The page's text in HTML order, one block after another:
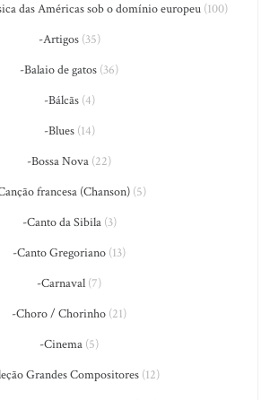
das Américas sob o domínio europeu(100)
-Artigos(35)
-Balaio de gatos (36)
-Bálcãs(4)
-Blues(14)
-Bossa Nova (22)
francesa (Chanson)(5)
-Canto da Sibila(3)
-Canto Gregoriano (13)
-Carnaval (7)
-Choro / Chorinho (21)
-Cinema (5)
Grandes Compositores(12)